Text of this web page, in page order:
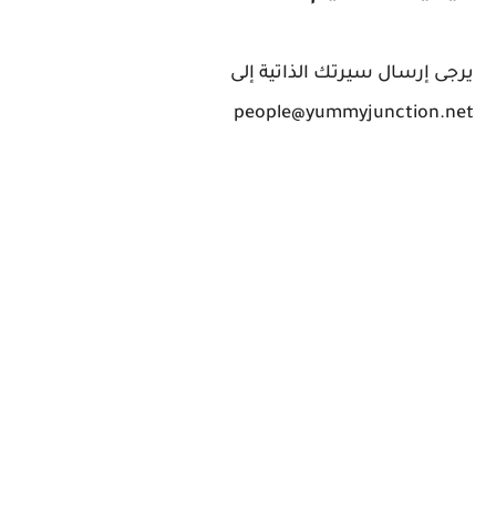
يرجى إرسال سيرتك الذاتية إلى
people@yummyjunction.net